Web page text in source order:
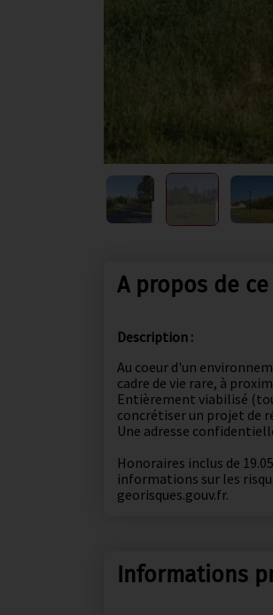
A propos de
Description :
Au coeur d'un
cadre de vie rare, à
Entièrement viabilisé
concrétiser un projet de
Une adresse
Honoraires inclus de
informations sur les
georisques.gouv.fr.
Informations